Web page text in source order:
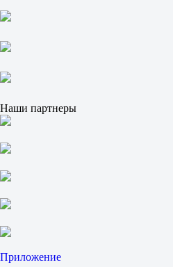
Х
Аманда Галле
-
9 августа в 03:00
22.00
2.25
Наши партнеры
Приложение